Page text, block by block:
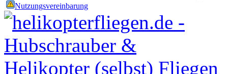
Nutzungsvereinbarung